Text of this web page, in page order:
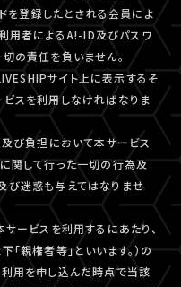
を登録したとされる会員によ
用者によるA!-ID及びパスワ
の責任を負いません。
サイト上に表示するそ
スを利用しなければなりま
び負担において本サービス
関して行った一切の行為及
び迷惑も与えてはなりませ
ービスを利用するにあたり、
親権者等」といいます。）の
用を申し込んだ時点で当該